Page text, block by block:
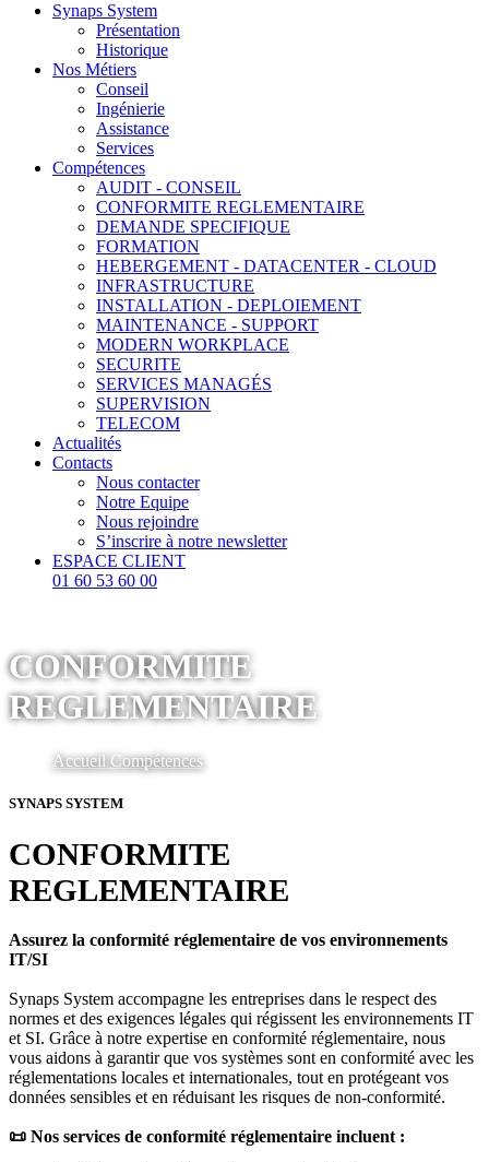
Synaps System
Présentation
Historique
Nos Métiers
Conseil
Ingénierie
Assistance
Services
Compétences
AUDIT - CONSEIL
CONFORMITE REGLEMENTAIRE
DEMANDE SPECIFIQUE
FORMATION
HEBERGEMENT - DATACENTER - CLOUD
INFRASTRUCTURE
INSTALLATION - DEPLOIEMENT
MAINTENANCE - SUPPORT
MODERN WORKPLACE
SECURITE
SERVICES MANAGÉS
SUPERVISION
TELECOM
Actualités
Contacts
Nous contacter
Notre Equipe
Nous rejoindre
S’inscrire à notre newsletter
ESPACE CLIENT
01 60 53 60 00
CONFORMITE
REGLEMENTAIRE
AccueilCompétences
SYNAPS SYSTEM
CONFORMITE
REGLEMENTAIRE
Assurez la conformité réglementaire de vos environnements
IT/SI
Synaps System accompagne les entreprises dans le respect des
normes et des exigences légales qui régissent les environnements IT
et SI. Grâce à notre expertise en conformité réglementaire, nous
vous aidons à garantir que vos systèmes sont en conformité avec les
réglementations locales et internationales, tout en protégeant vos
données sensibles et en réduisant les risques de non-conformité.
📜 Nos services de conformité réglementaire incluent :